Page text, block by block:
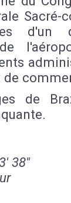
Sacré-
d'un
de
38''